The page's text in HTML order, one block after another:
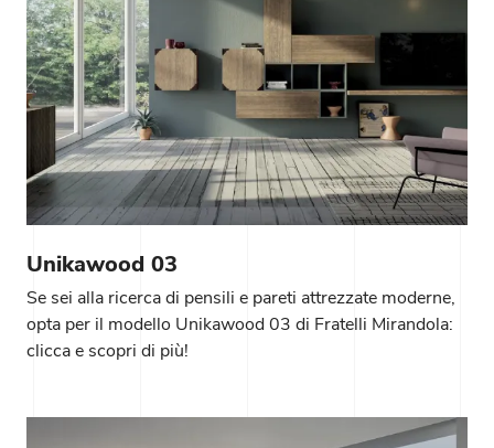
Unikawood 03
Se sei alla ricerca di pensili e pareti attrezzate moderne,
opta per il modello Unikawood 03 di Fratelli Mirandola:
clicca e scopri di più!